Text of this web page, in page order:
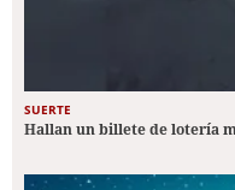
SUERTE
Hallan un billete de lotería